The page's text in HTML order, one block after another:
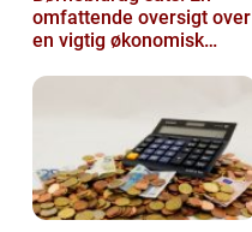
omfattende oversigt over
en vigtig økonomisk